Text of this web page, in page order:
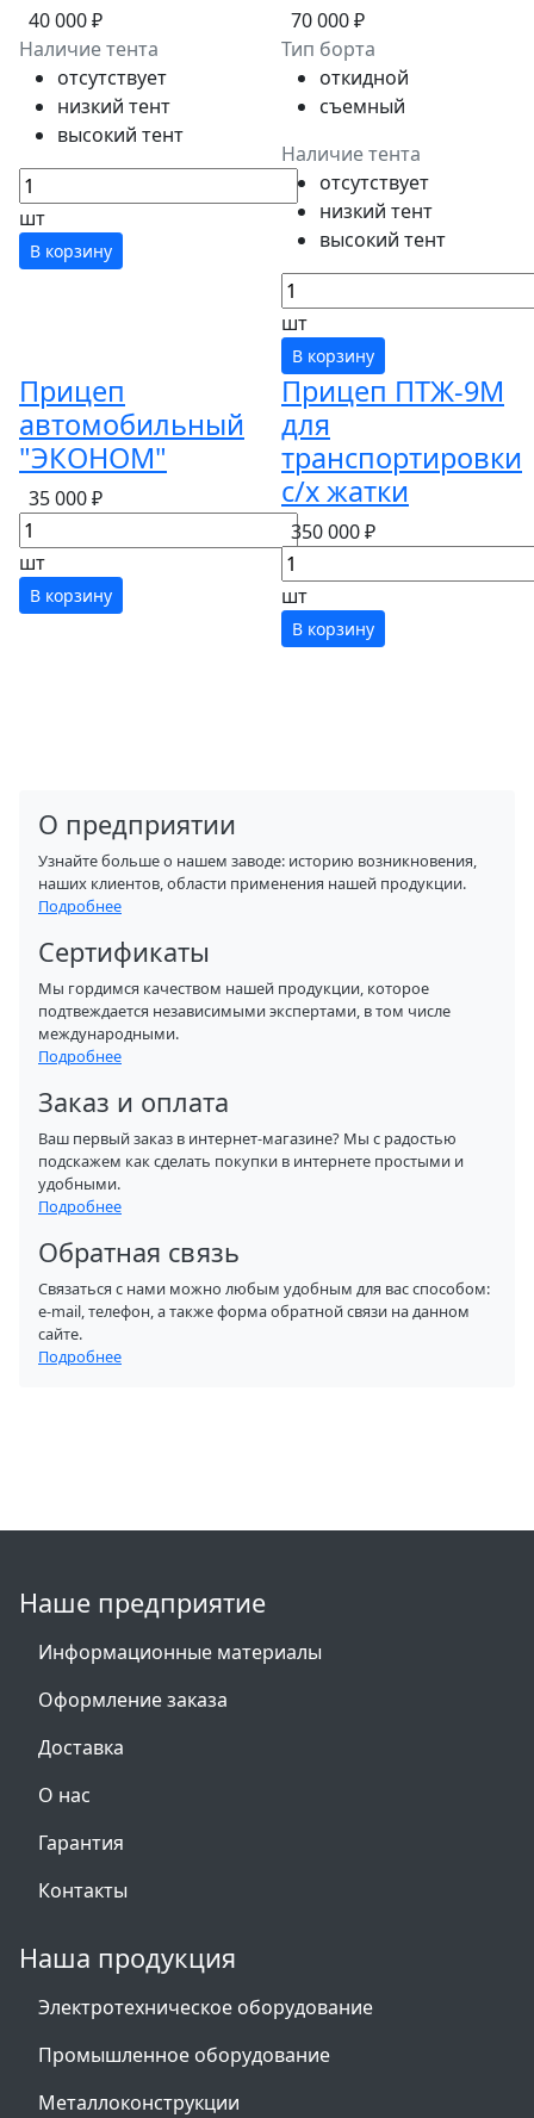
40 000 ₽
Наличие тента
отсутствует
низкий тент
высокий тент
шт
В корзину
70 000 ₽
Тип борта
откидной
съемный
Наличие тента
отсутствует
низкий тент
высокий тент
шт
В корзину
Прицеп
автомобильный
"ЭКОНОМ"
35 000 ₽
шт
В корзину
Прицеп ПТЖ-9М
для
транспортировки
с/х жатки
350 000 ₽
шт
В корзину
О предприятии
Узнайте больше о нашем заводе: историю возникновения,
наших клиентов, области применения нашей продукции.
Подробнее
Сертификаты
Мы гордимся качеством нашей продукции, которое
подтвеждается независимыми экспертами, в том числе
международными.
Подробнее
Заказ и оплата
Ваш первый заказ в интернет-магазине? Мы с радостью
подскажем как сделать покупки в интернете простыми и
удобными.
Подробнее
Обратная связь
Связаться с нами можно любым удобным для вас способом:
e-mail, телефон, а также форма обратной связи на данном
сайте.
Подробнее
Наше предприятие
Информационные материалы
Оформление заказа
Доставка
О нас
Гарантия
Контакты
Наша продукция
Электротехническое оборудование
Промышленное оборудование
Металлоконструкции